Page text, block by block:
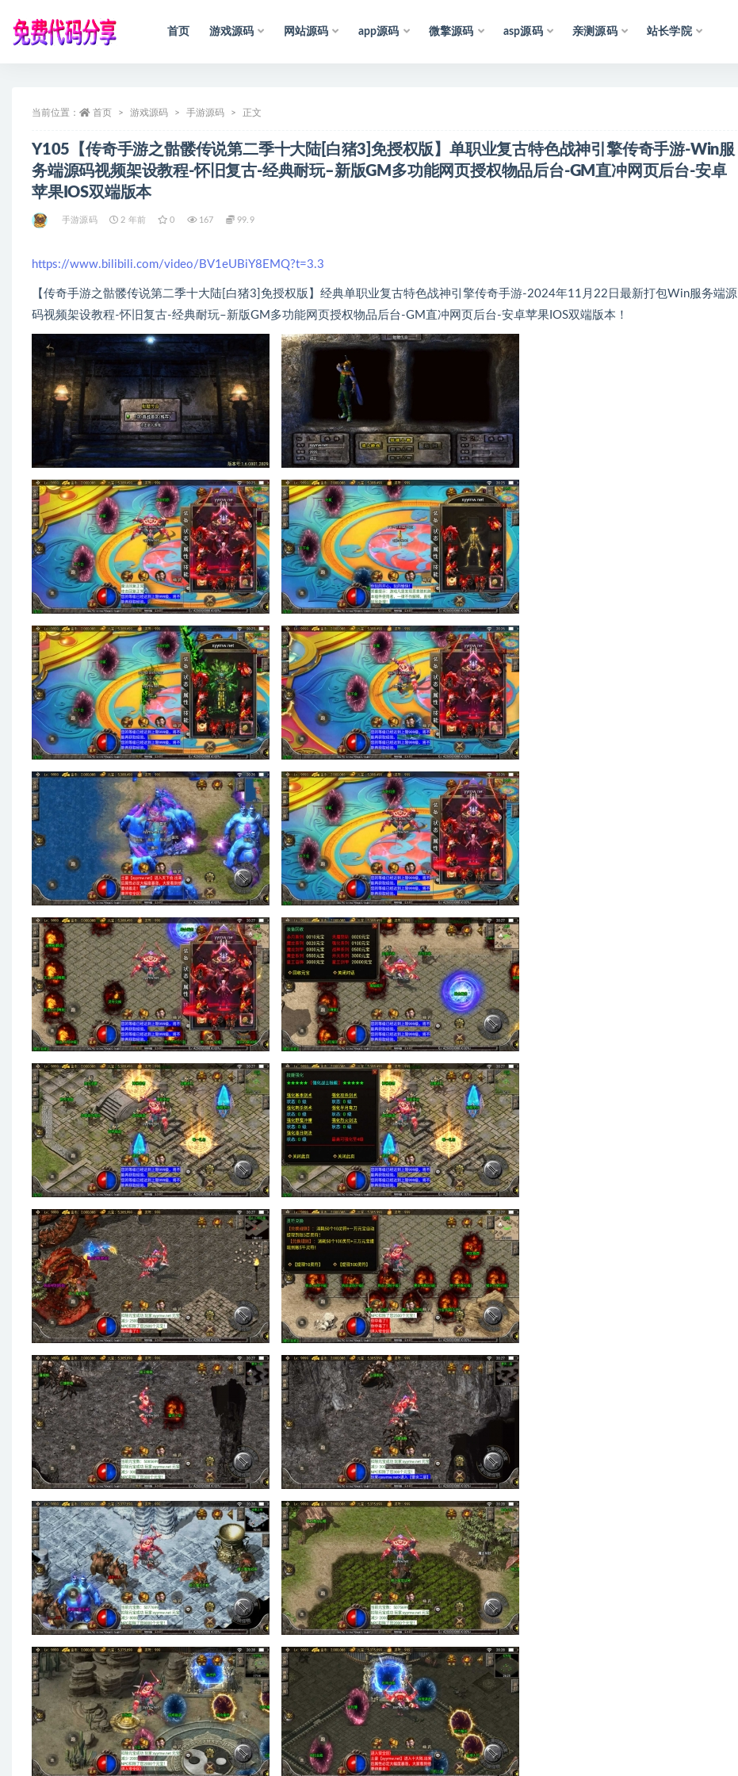
首页 游戏源码 网站源码 app源码 微擎源码 asp源码 亲测源码 站长学院
当前位置： 首页 游戏源码 手游源码 正文
Y105【传奇手游之骷髅传说第二季十大陆[白猪3]免授权版】单职业复古特色战神引擎传奇手游-Win服
务端源码视频架设教程-怀旧复古-经典耐玩–新版GM多功能网页授权物品后台-GM直冲网页后台-安卓
苹果IOS双端版本
手游源码 2 年前 0 167 99.9
https://www.bilibili.com/video/BV1eUBiY8EMQ?t=3.3
【传奇手游之骷髅传说第二季十大陆[白猪3]免授权版】经典单职业复古特色战神引擎传奇手游-2024年11月22日最新打包Win服务端源
码视频架设教程-怀旧复古-经典耐玩–新版GM多功能网页授权物品后台-GM直冲网页后台-安卓苹果IOS双端版本！